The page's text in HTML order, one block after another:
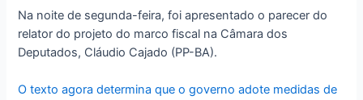
Na noite de segunda-feira, foi apresentado o parecer do
relator do projeto do marco fiscal na Câmara dos
Deputados, Cláudio Cajado (PP-BA).
O texto agora determina que o governo adote medidas de